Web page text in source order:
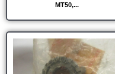
MT50,...